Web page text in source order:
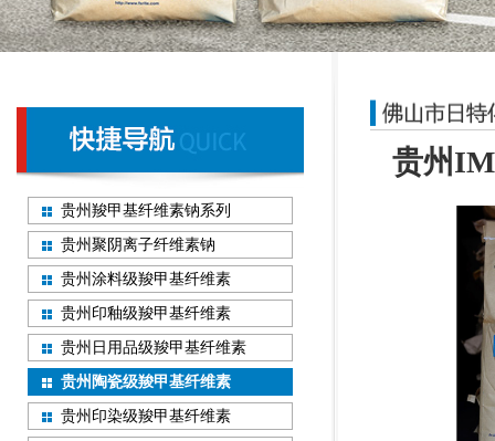
贵州
贵州羧甲基纤维素钠系列
贵州聚阴离子纤维素钠
贵州涂料级羧甲基纤维素
贵州印釉级羧甲基纤维素
贵州日用品级羧甲基纤维素
贵州陶瓷级羧甲基纤维素
贵州印染级羧甲基纤维素